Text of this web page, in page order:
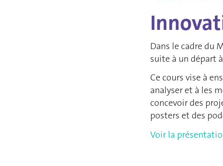
Dans le cadre du
suite à un départ
Ce cours vise à
analyser et à les
concevoir des
posters et des
Voir la